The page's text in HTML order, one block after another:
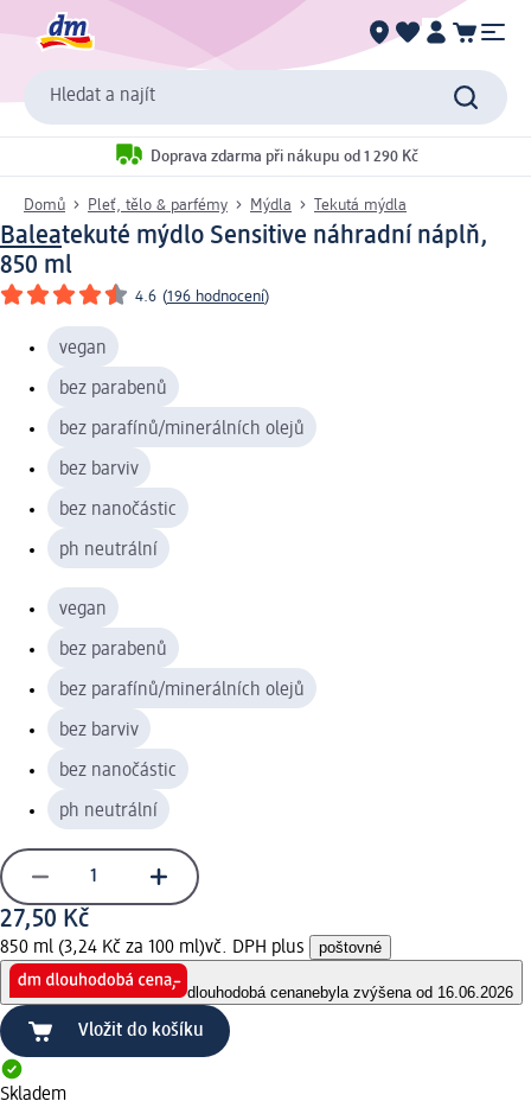
Hledat a najít
Doprava zdarma při nákupu od 1 290 Kč
Domů Pleť, tělo & parfémy Mýdla Tekutá mýdla
Baleatekuté mýdlo Sensitive náhradní náplň,
850 ml
4.6 (196 hodnocení)
vegan
bez parabenů
bez parafínů/minerálních olejů
bez barviv
bez nanočástic
ph neutrální
vegan
bez parabenů
bez parafínů/minerálních olejů
bez barviv
bez nanočástic
ph neutrální
27,50 Kč
850 ml (3,24 Kč za 100 ml)vč. DPH plus poštovné
dlouhodobá cenanebyla zvýšena od 16.06.2026
Vložit do košíku
Skladem